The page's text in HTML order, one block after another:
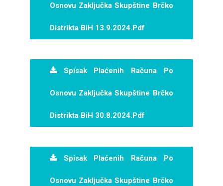
Osnovu Zaključka Skupštine Brčko
Distrikta BiH 13.9.2024.pdf
Spisak Plaćenih Računa Po
Osnovu Zaključka Skupštine Brčko
Distrikta BiH 30.8.2024.pdf
Spisak Plaćenih Računa Po
Osnovu Zaključka Skupštine Brčko